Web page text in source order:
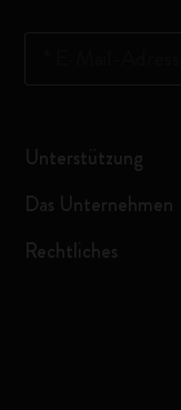
Unterstützung
Das Unternehmen
Rechtliches